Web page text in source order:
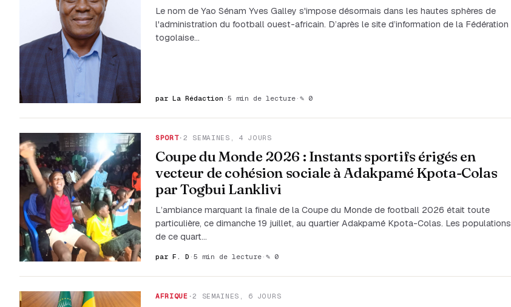
Le nom de Yao Sénam Yves Galley s'impose désormais dans les hautes sphères de
l'administration du football ouest-africain. D’après le site d’information de la Fédération
togolaise…
par La Rédaction · 5 min de lecture · ✎ 0
SPORT·2 SEMAINES, 4 JOURS
Coupe du Monde 2026 : Instants sportifs érigés en
vecteur de cohésion sociale à Adakpamé Kpota-Colas
par Togbui Lanklivi
L’ambiance marquant la finale de la Coupe du Monde de football 2026 était toute
particulière, ce dimanche 19 juillet, au quartier Adakpamé Kpota-Colas. Les populations
de ce quart…
par F. D · 5 min de lecture · ✎ 0
AFRIQUE ·2 SEMAINES, 6 JOURS